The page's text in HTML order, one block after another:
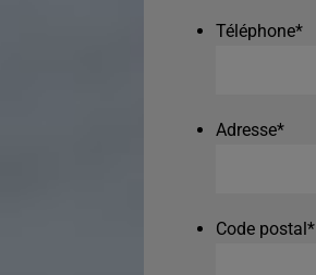
Téléphone*
Adresse*
Code postal*